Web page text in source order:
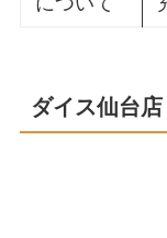
ダイス仙台店